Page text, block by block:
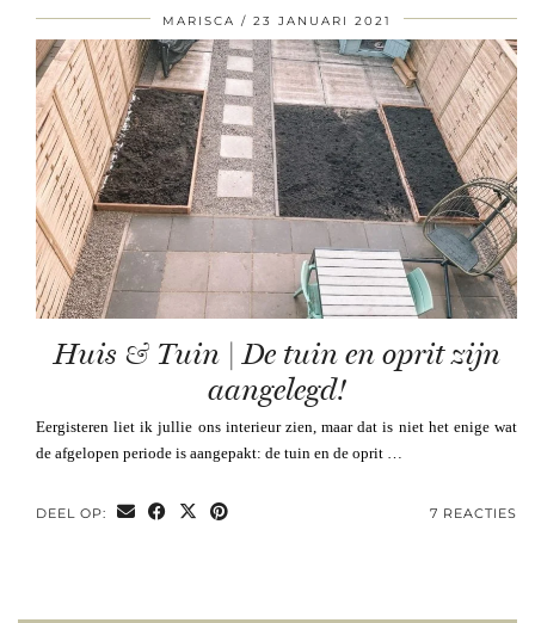
MARISCA 23 JANUARI 2021
Huis & Tuin | De tuin en oprit zijn
aangelegd!
Eergisteren liet ik jullie ons interieur zien, maar dat is niet het enige wat
de afgelopen periode is aangepakt: de tuin en de oprit …
DEEL OP: 7 REACTIES